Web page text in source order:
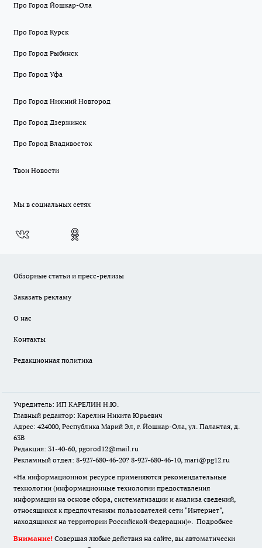
Про Город Йошкар-Ола
Про Город Курск
Про Город Рыбинск
Про Город Уфа
Про Город Нижний Новгород
Про Город Дзержинск
Про Город Владивосток
Твои Новости
Мы в социальных сетях
Обзорные статьи и пресс-релизы
Заказать рекламу
О нас
Контакты
Редакционная политика
Учредитель: ИП КАРЕЛИН Н.Ю.
Главный редактор: Карелин Никита Юрьевич
Адрес: 424000, Республика Марий Эл, г. Йошкар-Ола, ул. Палантая, д.
63В
Редакция: 31-40-60, pgorod12@mail.ru
Рекламный отдел: 8-927-680-46-20? 8-927-680-46-10, mari@pg12.ru
«На информационном ресурсе применяются рекомендательные
технологии (информационные технологии предоставления
информации на основе сбора, систематизации и анализа сведений,
относящихся к предпочтениям пользователей сети "Интернет",
находящихся на территории Российской Федерации)». Подробнее
Внимание! Совершая любые действия на сайте, вы автоматически